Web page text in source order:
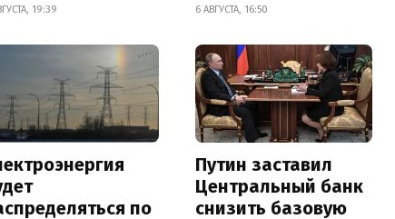
19:39 6 АВГУСТА, 16:50
по
Путин заставил
Центральный банк
снизить базовую